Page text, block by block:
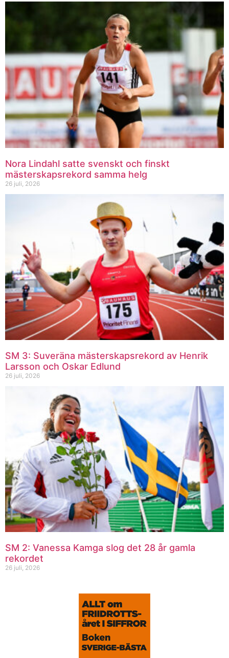
Nora Lindahl satte svenskt och finskt
mästerskapsrekord samma helg
26 juli, 2026
SM 3: Suveräna mästerskapsrekord av Henrik
Larsson och Oskar Edlund
26 juli, 2026
SM 2: Vanessa Kamga slog det 28 år gamla
rekordet
26 juli, 2026